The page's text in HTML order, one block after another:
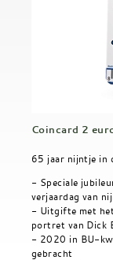
Coincard 2
65 jaar nijntje in
​- Speciale
verjaardag van
- Uitgifte met het
portret van Dick
- 2020 in BU-
gebracht